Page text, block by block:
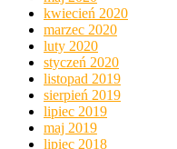
kwiecień 2020
marzec 2020
luty 2020
styczeń 2020
listopad 2019
sierpień 2019
lipiec 2019
maj 2019
lipiec 2018